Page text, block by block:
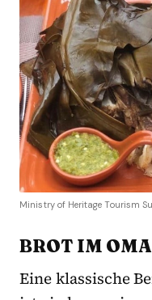
Ministry of Heritage Tourism
BROT IM
Eine klassische